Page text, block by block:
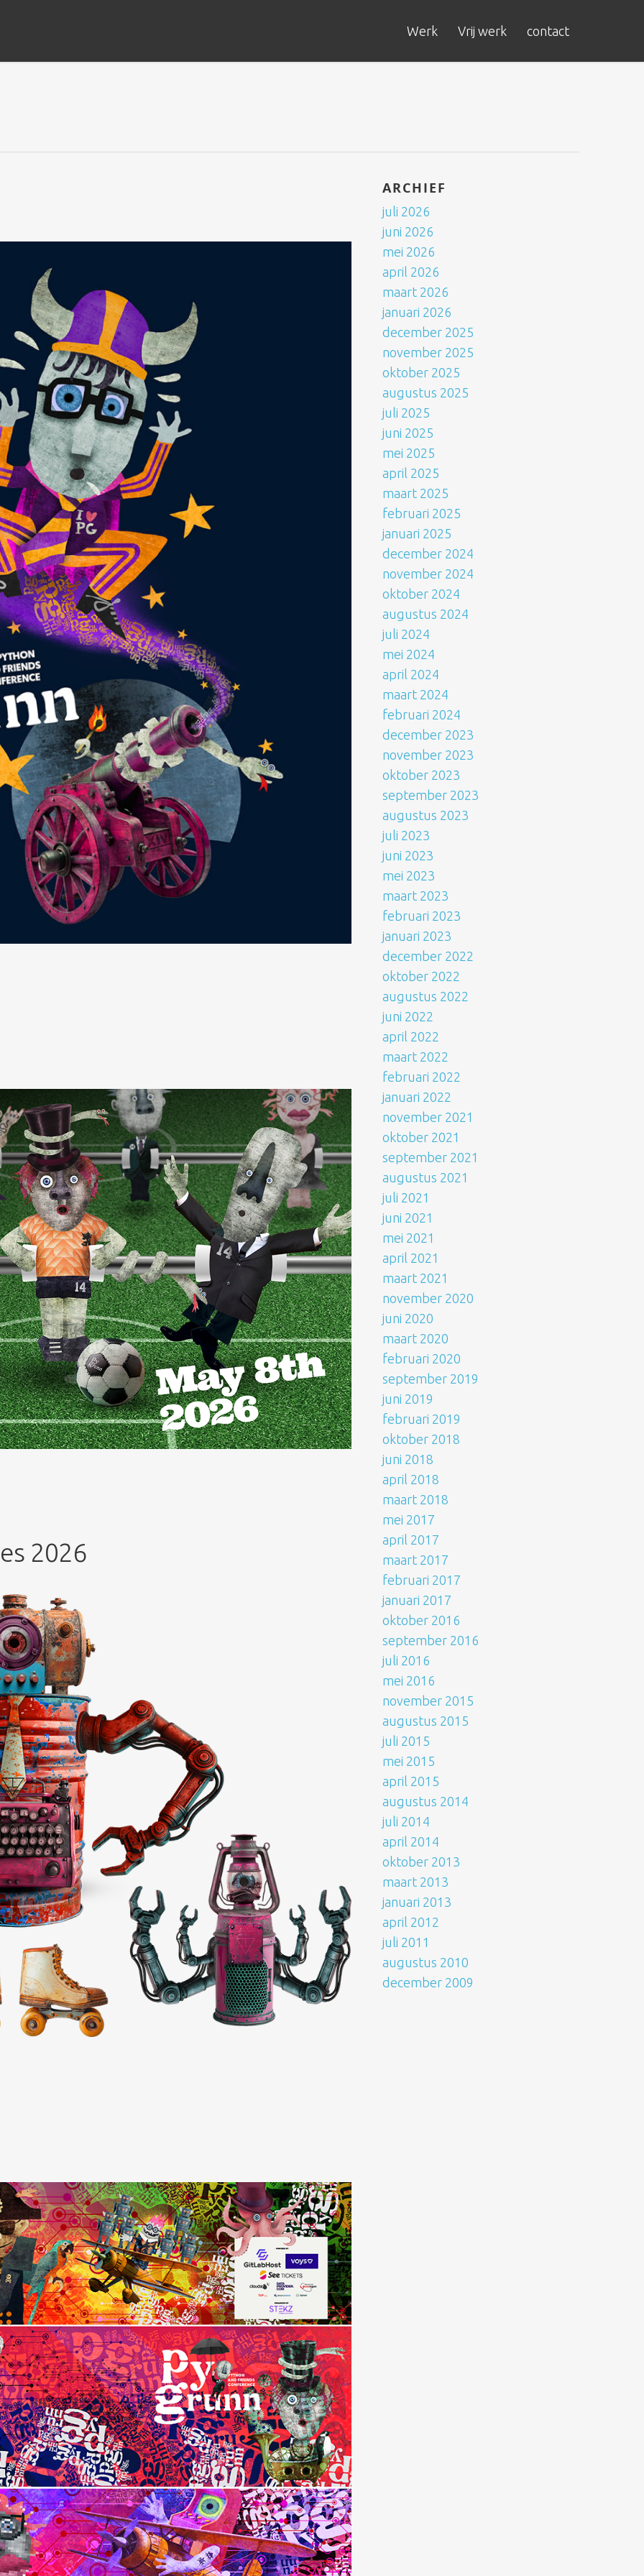
Werk Vrij werk contact
2026
ARCHIEF
juli 2026
juni 2026
mei 2026
april 2026
maart 2026
januari 2026
december 2025
november 2025
oktober 2025
augustus 2025
juli 2025
juni 2025
mei 2025
april 2025
maart 2025
februari 2025
januari 2025
december 2024
november 2024
oktober 2024
augustus 2024
juli 2024
mei 2024
april 2024
maart 2024
februari 2024
december 2023
november 2023
oktober 2023
september 2023
augustus 2023
juli 2023
juni 2023
mei 2023
maart 2023
februari 2023
januari 2023
december 2022
oktober 2022
augustus 2022
juni 2022
april 2022
maart 2022
februari 2022
januari 2022
november 2021
oktober 2021
september 2021
augustus 2021
juli 2021
juni 2021
mei 2021
april 2021
maart 2021
november 2020
juni 2020
maart 2020
februari 2020
september 2019
juni 2019
februari 2019
oktober 2018
juni 2018
april 2018
maart 2018
mei 2017
april 2017
maart 2017
februari 2017
januari 2017
oktober 2016
september 2016
juli 2016
mei 2016
november 2015
augustus 2015
juli 2015
mei 2015
april 2015
augustus 2014
juli 2014
april 2014
oktober 2013
maart 2013
januari 2013
april 2012
juli 2011
augustus 2010
december 2009